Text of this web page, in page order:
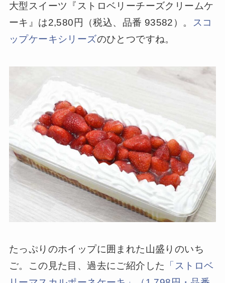
大型スイーツ『ストロベリーチーズクリームケ
ーキ』は2,580円（税込、品番 93582）。
スコ
ップケーキシリーズのひとつですね。
たっぷりのホイップに囲まれた山盛りのいち
ご。この見た目、過去にご紹介した
「ストロベ